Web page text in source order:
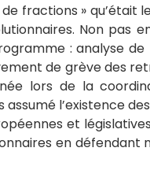
fractions » qu’était
Non pas
: analyse
de grève des
lors de la
l’existence
et
en